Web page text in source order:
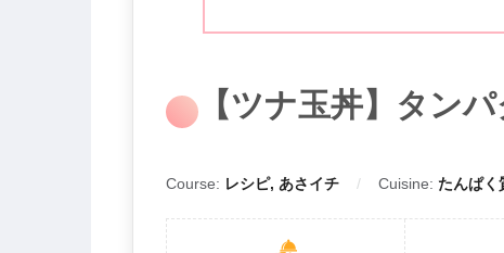
【ツナ玉丼】タン
Course: レシピ, あさイチ Cuisine: たんぱく